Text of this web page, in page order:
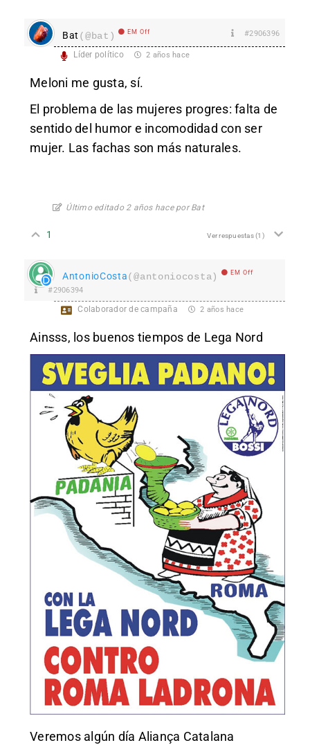
Bat (@bat) EM Off #2906396
Líder político 2 años hace
Meloni me gusta, sí.
El problema de las mujeres progres: falta de
sentido del humor e incomodidad con ser
mujer. Las fachas son más naturales.
Último editado 2 años hace por Bat
1 Ver respuestas(1)
AntonioCosta(@antoniocosta) EM Off
#2906394
Colaborador de campaña 2 años hace
Ainsss, los buenos tiempos de Lega Nord
Veremos algún día Aliança Catalana